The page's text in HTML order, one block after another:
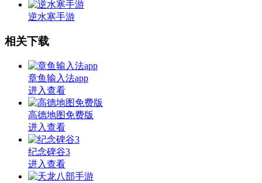
逆水寒手游
相关下载
章鱼输入法app
进入查看
高德地图免费版
进入查看
纪念碑谷3
进入查看